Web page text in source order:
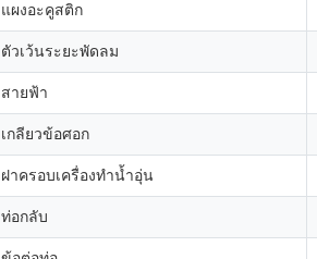
แผงอะคูสติก
ตัวเว้นระยะพัดลม
สายฟ้า
เกลียวข้อศอก
ฝาครอบเครื่องทำน้ำอุ่น
ท่อกลับ